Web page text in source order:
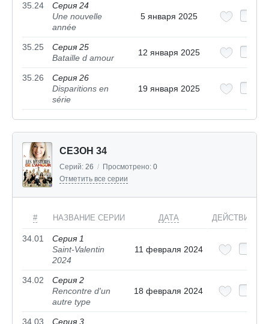
35.24
Серия 24
Une nouvelle
année
5 января 2025
35.25
Серия 25
Bataille d amour
12 января 2025
35.26
Серия 26
Disparitions en
série
19 января 2025
СЕЗОН 34
Серий: 26 / Просмотрено: 0
Отметить все серии
# НАЗВАНИЕ СЕРИИ ДАТА ДЕЙСТВИЯ
34.01
Серия 1
Saint-Valentin
2024
11 февраля 2024
34.02
Серия 2
Rencontre d'un
autre type
18 февраля 2024
34.03 Серия 3